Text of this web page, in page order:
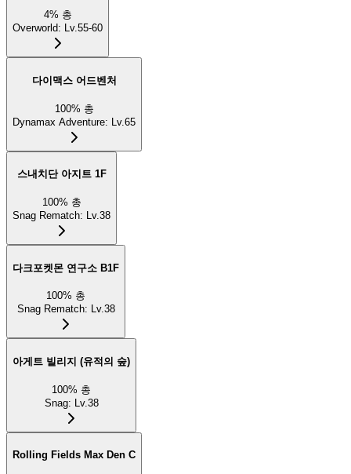
4% 총
Overworld: Lv.55-60
다이맥스 어드벤처
100% 총
Dynamax Adventure: Lv.65
스내치단 아지트 1F
100% 총
Snag Rematch: Lv.38
다크포켓몬 연구소 B1F
100% 총
Snag Rematch: Lv.38
아게트 빌리지 (유적의 숲)
100% 총
Snag: Lv.38
Rolling Fields Max Den C